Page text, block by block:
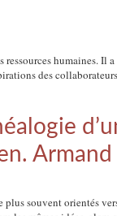
humaines. Il
des
souvent orientés